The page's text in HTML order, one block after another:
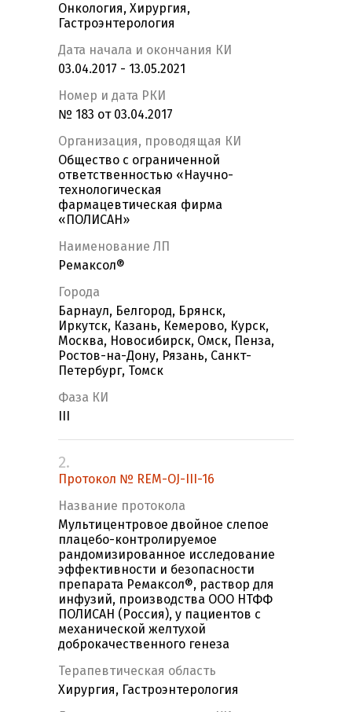
Онкология, Хирургия,
Гастроэнтерология
Дата начала и окончания КИ
03.04.2017 - 13.05.2021
Номер и дата РКИ
№ 183 от 03.04.2017
Организация, проводящая КИ
Общество с ограниченной
ответственностью «Научно-
технологическая
фармацевтическая фирма
«ПОЛИСАН»
Наименование ЛП
Ремаксол®
Города
Барнаул, Белгород, Брянск,
Иркутск, Казань, Кемерово, Курск,
Москва, Новосибирск, Омск, Пенза,
Ростов-на-Дону, Рязань, Санкт-
Петербург, Томск
Фаза КИ
2.
Протокол № REM-OJ-III-16
Название протокола
Мультицентровое двойное слепое
плацебо-контролируемое
рандомизированное исследование
эффективности и безопасности
препарата Ремаксол®, раствор для
инфузий, производства ООО НТФФ
ПОЛИСАН (Россия), у пациентов с
механической желтухой
доброкачественного генеза
Терапевтическая область
Хирургия, Гастроэнтерология